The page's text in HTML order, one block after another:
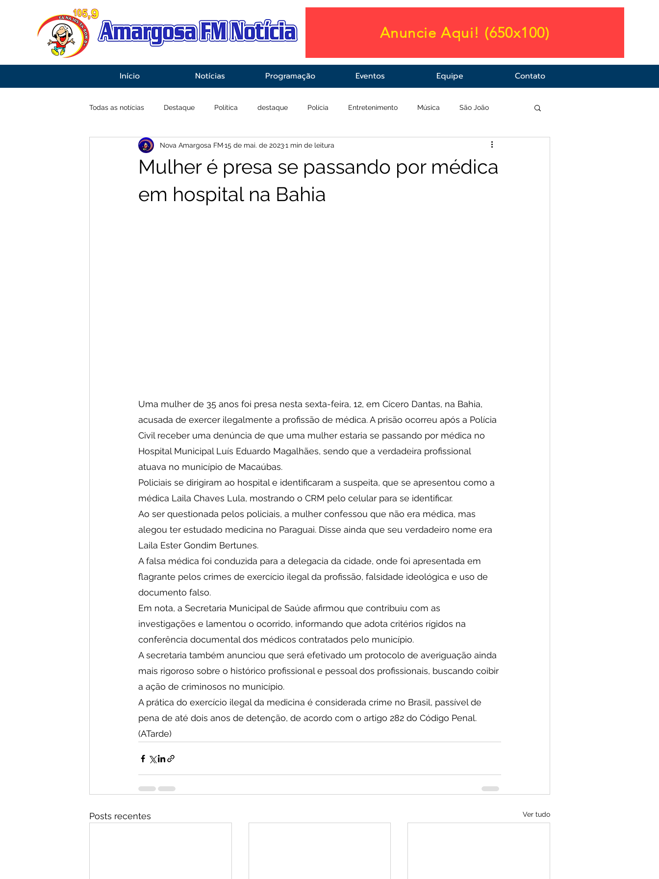
Anuncie Aqui! (650x100)
Início Notícias Programação Eventos Equipe Contato
Todas as notícias Destaque Política destaque Polícia Entretenimento Música São João
Economia Esportes Infraestrutura Saúde
Mulher é presa se passando por médica
em hospital na Bahia
Nova Amargosa FM 15 de mai. de 20231 min de leitura
Uma mulher de 35 anos foi presa nesta sexta-feira, 12, em Cícero Dantas, na Bahia,
acusada de exercer ilegalmente a profissão de médica. A prisão ocorreu após a Polícia
Civil receber uma denúncia de que uma mulher estaria se passando por médica no
Hospital Municipal Luís Eduardo Magalhães, sendo que a verdadeira profissional
atuava no município de Macaúbas.
Policiais se dirigiram ao hospital e identificaram a suspeita, que se apresentou como a
médica Laila Chaves Lula, mostrando o CRM pelo celular para se identificar.
Ao ser questionada pelos policiais, a mulher confessou que não era médica, mas
alegou ter estudado medicina no Paraguai. Disse ainda que seu verdadeiro nome era
Laila Ester Gondim Bertunes.
A falsa médica foi conduzida para a delegacia da cidade, onde foi apresentada em
flagrante pelos crimes de exercício ilegal da profissão, falsidade ideológica e uso de
documento falso.
Em nota, a Secretaria Municipal de Saúde afirmou que contribuiu com as
investigações e lamentou o ocorrido, informando que adota critérios rígidos na
conferência documental dos médicos contratados pelo município.
A secretaria também anunciou que será efetivado um protocolo de averiguação ainda
mais rigoroso sobre o histórico profissional e pessoal dos profissionais, buscando coibir
a ação de criminosos no município.
A prática do exercício ilegal da medicina é considerada crime no Brasil, passível de
pena de até dois anos de detenção, de acordo com o artigo 282 do Código Penal.
(ATarde)
Posts recentes Ver tudo